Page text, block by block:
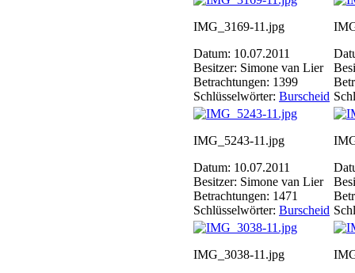
IMG_3169-11.jpg
Datum: 10.07.2011
Besitzer: Simone van Lier
Betrachtungen: 1399
Schlüsselwörter: Burscheid
IMG_5243-11.jpg
Datum: 10.07.2011
Besitzer: Simone van Lier
Betrachtungen: 1471
Schlüsselwörter: Burscheid
IMG_3038-11.jpg